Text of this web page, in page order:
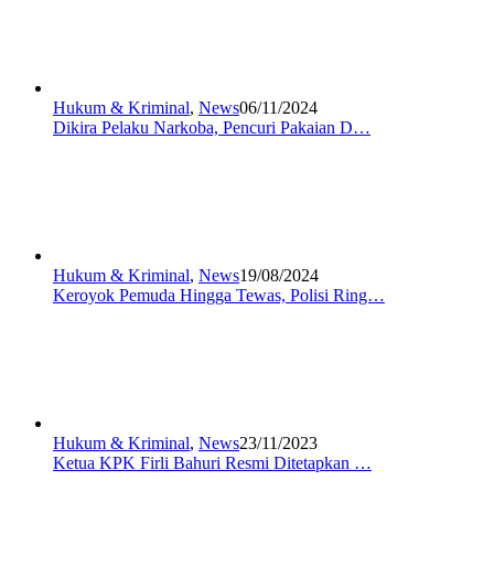
Hukum & Kriminal, News06/11/2024
Dikira Pelaku Narkoba, Pencuri Pakaian D…
Hukum & Kriminal, News19/08/2024
Keroyok Pemuda Hingga Tewas, Polisi Ring…
Hukum & Kriminal, News23/11/2023
Ketua KPK Firli Bahuri Resmi Ditetapkan …